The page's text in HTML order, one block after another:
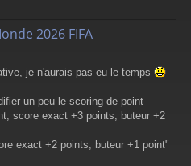
2026 FIFA
je n'aurais pas eu le temps
un peu le scoring de point
score exact +3 points, buteur +2
exact +2 points, buteur +1 point"